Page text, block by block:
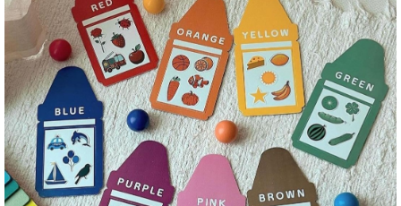
고국배
꽃배송
건
강
홍삼전
문브랜
드
건강보
조제품
기능성
건강식
품
Diet/여
성용품